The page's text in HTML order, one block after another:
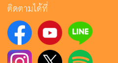
ติดตามได้ที่